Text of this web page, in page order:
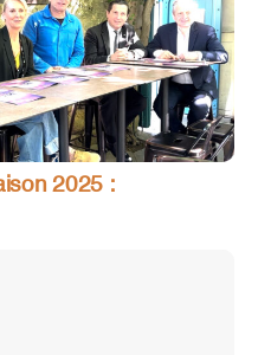
2025 :